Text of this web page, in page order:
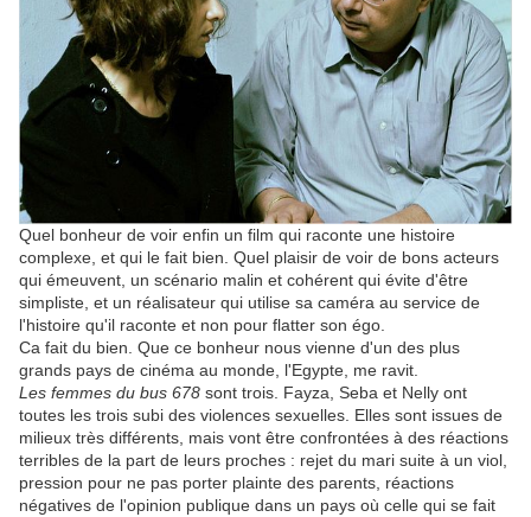
Quel bonheur de voir enfin un film qui raconte une histoire
complexe, et qui le fait bien. Quel plaisir de voir de bons acteurs
qui émeuvent, un scénario malin et cohérent qui évite d'être
simpliste, et un réalisateur qui utilise sa caméra au service de
l'histoire qu'il raconte et non pour flatter son égo.
Ca fait du bien. Que ce bonheur nous vienne d'un des plus
grands pays de cinéma au monde, l'Egypte, me ravit.
Les femmes du bus 678 sont trois. Fayza, Seba et Nelly ont
toutes les trois subi des violences sexuelles. Elles sont issues de
milieux très différents, mais vont être confrontées à des réactions
terribles de la part de leurs proches : rejet du mari suite à un viol,
pression pour ne pas porter plainte des parents, réactions
négatives de l'opinion publique dans un pays où celle qui se fait